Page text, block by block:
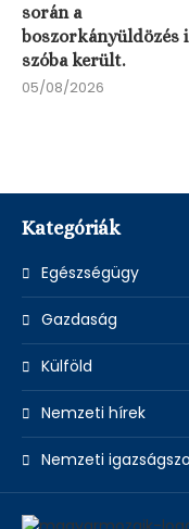
során a
boszorkányüldözés
szóba került.
05/08/2026
Kategóriák
Egészségügy
Gazdaság
Külföld
Nemzeti hírek
Nemzeti